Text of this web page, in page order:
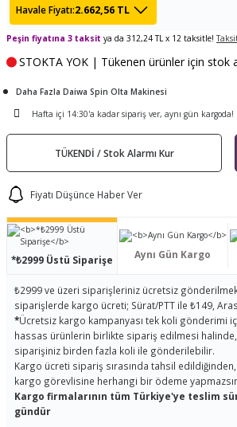
Makine
Göl Kamışı
Balık
Mücadele
Balık
/ Yedek Parça
Havale Fiyatı:2.662,56 TL
Peşin fiyatına 3 taksit ya da 312,24 TL x 12 taksitle!
STOKTA YOK | Tükenen ürünler için stok
Daha Fazla Daiwa Spin Olta Makinesi
Hafta içi 14:30'a kadar sipariş ver, aynı gün kargoda!
TÜKENDİ / Stok Alarmı Kur
Fiyatı Düşünce Haber Ver
*₺2999 Üstü Siparişe Aynı Gün Kargo
₺2999 ve üzeri siparişleriniz ücretsiz
siparişlerde kargo ücreti; Sürat/PTT ile ₺149,
*Ücretsiz kargo kampanyası tek koli gönderimi
hassas ürünlerin birlikte sipariş edilmesi
siparişiniz birden fazla koli ile gönderilebilir.
Kargo ücreti sipariş sırasında tahsil
kargo görevlisine herhangi bir ödeme
Kargo firmalarının tüm Türkiye'ye teslim
gündür